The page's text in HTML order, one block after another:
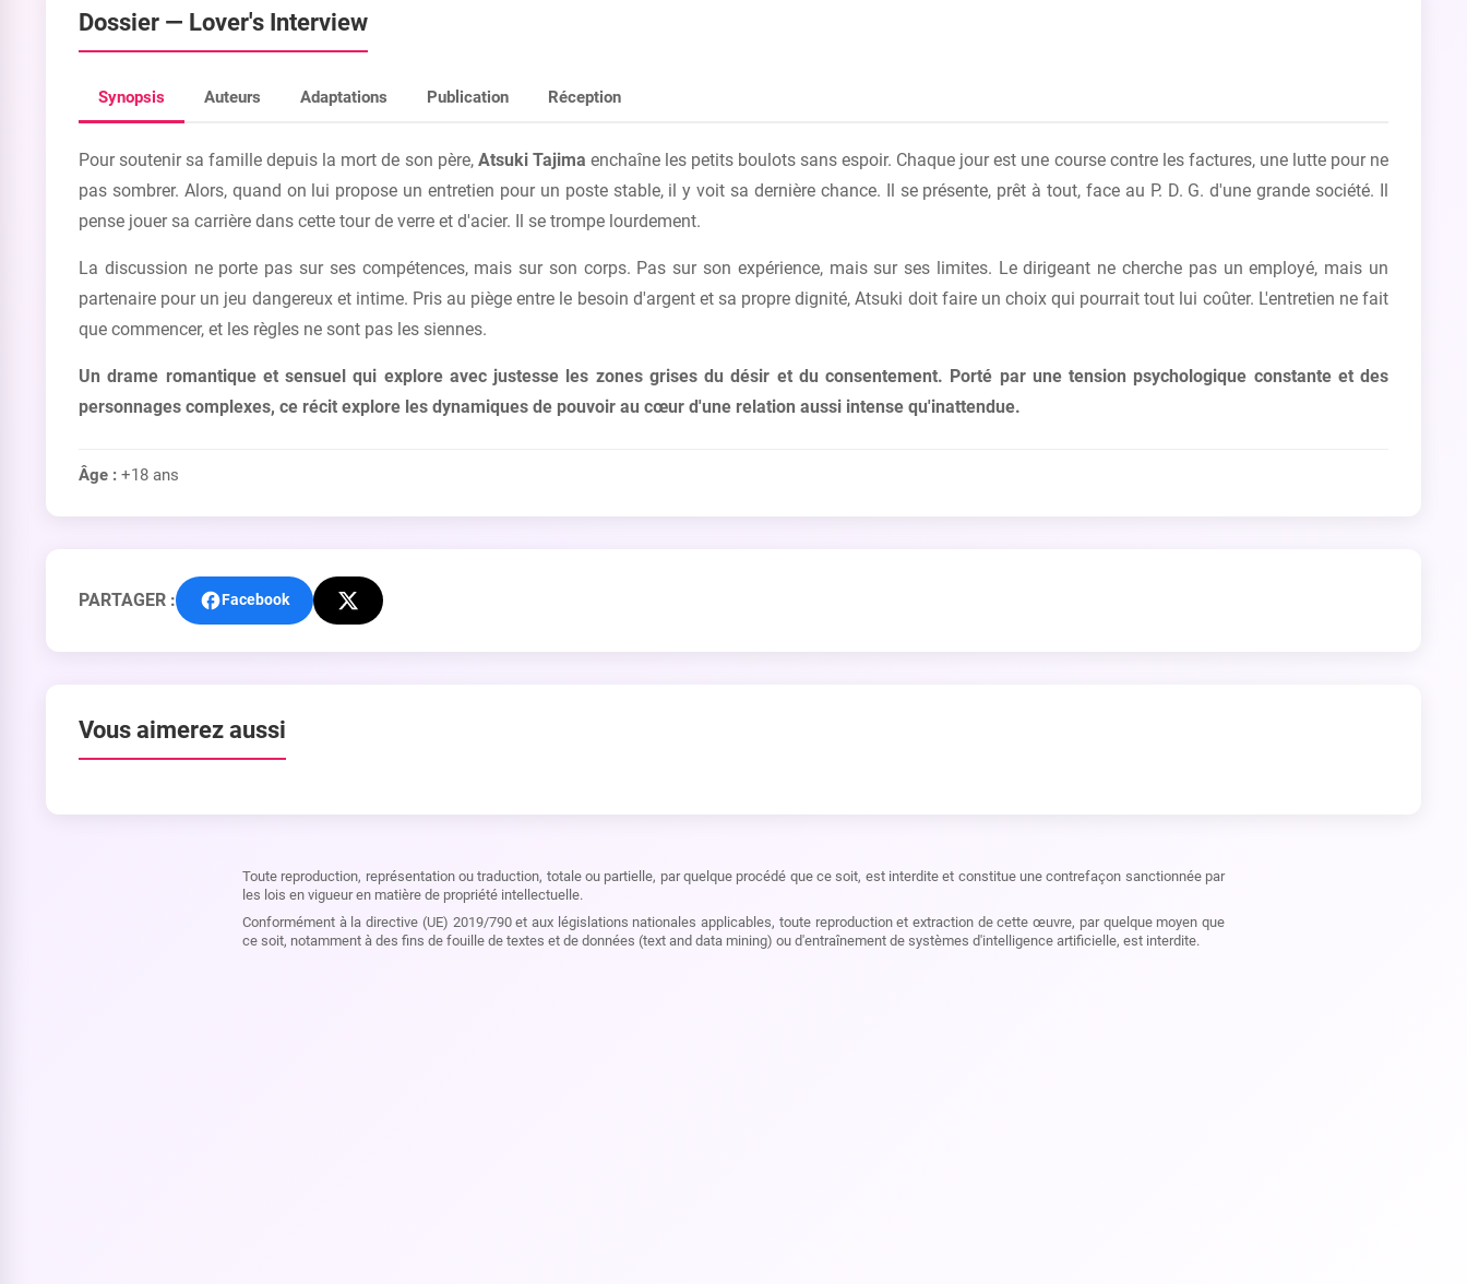
Dossier — Lover's Interview
Synopsis Auteurs Adaptations Publication Réception
Pour soutenir sa famille depuis la mort de son père, Atsuki Tajima enchaîne les petits boulots sans espoir. Chaque jour est une course contre les factures, une lutte pour ne
pas sombrer. Alors, quand on lui propose un entretien pour un poste stable, il y voit sa dernière chance. Il se présente, prêt à tout, face au P. D. G. d'une grande société. Il
pense jouer sa carrière dans cette tour de verre et d'acier. Il se trompe lourdement.
La discussion ne porte pas sur ses compétences, mais sur son corps. Pas sur son expérience, mais sur ses limites. Le dirigeant ne cherche pas un employé, mais un
partenaire pour un jeu dangereux et intime. Pris au piège entre le besoin d'argent et sa propre dignité, Atsuki doit faire un choix qui pourrait tout lui coûter. L'entretien ne fait
que commencer, et les règles ne sont pas les siennes.
Un drame romantique et sensuel qui explore avec justesse les zones grises du désir et du consentement. Porté par une tension psychologique constante et des
personnages complexes, ce récit explore les dynamiques de pouvoir au cœur d'une relation aussi intense qu'inattendue.
Âge : +18 ans
PARTAGER : Facebook
Vous aimerez aussi
Toute reproduction, représentation ou traduction, totale ou partielle, par quelque procédé que ce soit, est interdite et constitue une contrefaçon sanctionnée par
les lois en vigueur en matière de propriété intellectuelle.
Conformément à la directive (UE) 2019/790 et aux législations nationales applicables, toute reproduction et extraction de cette œuvre, par quelque moyen que
ce soit, notamment à des fins de fouille de textes et de données (text and data mining) ou d'entraînement de systèmes d'intelligence artificielle, est interdite.